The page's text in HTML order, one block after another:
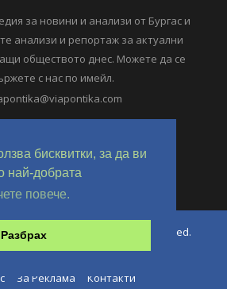
бисквитки, за да ви
най-добрата
повече.
Разбрах
за новини и анализи от Бургас и
анализи и репортаж за актуални
обществото днес. Можете да се
с нас по имейл.
ViaPontika.com. All Rights Reserved.
@ OverHertz LtdΩ
За Реклама Контакти